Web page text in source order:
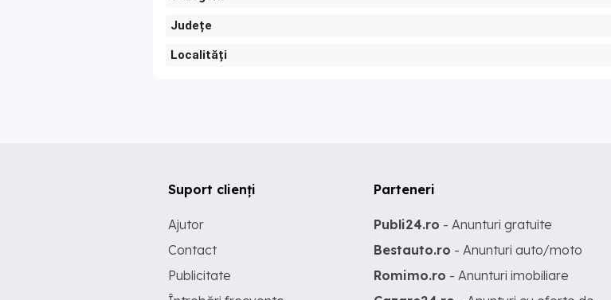
Județe
Localități
Suport clienți
Ajutor
Contact
Publicitate
Parteneri
Publi24.ro - Anunturi gratuite
Bestauto.ro - Anunturi auto/moto
Romimo.ro - Anunturi imobiliare